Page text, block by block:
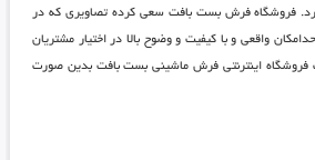
فروشگاه فرش بست بافت سعی کرده تصاویری که در
واقعی و با کیفیت و وضوح بالا در اختیار مشتریان
فروشگاه اینترنتی فرش ماشینی بست بافت بدین صورت